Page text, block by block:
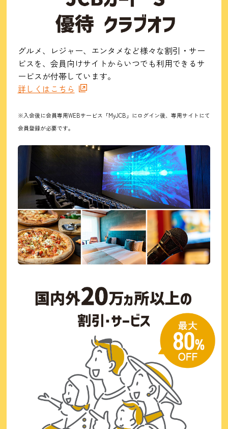
グルメ、レジャー、エンタメなど様々な割引・サー
ビスを、会員向けサイトからいつでも利用できるサ
ービスが付帯しています。
詳しくはこちら
※入会後に会員専用WEBサービス「MyJCB」にログイン後、専用サイトにて
会員登録が必要です。